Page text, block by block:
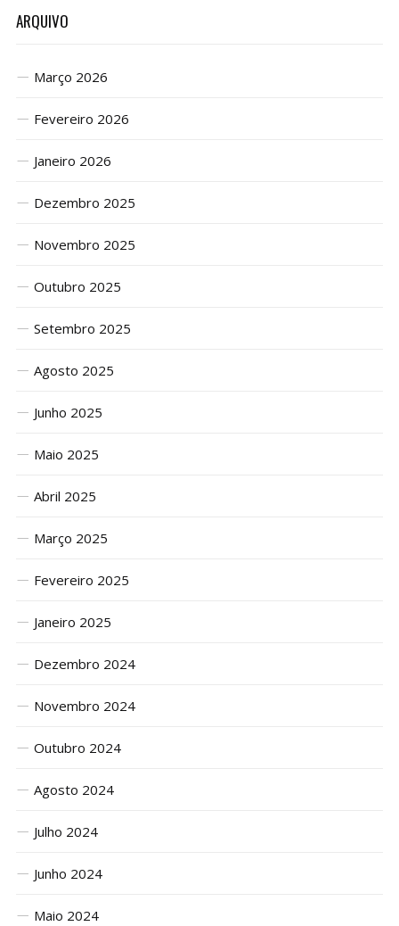
ARQUIVO
Março 2026
Fevereiro 2026
Janeiro 2026
Dezembro 2025
Novembro 2025
Outubro 2025
Setembro 2025
Agosto 2025
Junho 2025
Maio 2025
Abril 2025
Março 2025
Fevereiro 2025
Janeiro 2025
Dezembro 2024
Novembro 2024
Outubro 2024
Agosto 2024
Julho 2024
Junho 2024
Maio 2024